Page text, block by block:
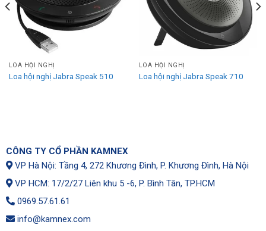
LOA HỘI NGHỊ
Loa hội nghị Jabra Speak 510
LOA HỘI NGHỊ
Loa hội nghị Jabra Speak 710
CÔNG TY CỔ PHẦN KAMNEX
VP Hà Nội: Tầng 4, 272 Khương Đình, P. Khương Đình, Hà Nội
VP HCM: 17/2/27 Liên khu 5 -6, P. Bình Tân, TP.HCM
0969.57.61.61
info@kamnex.com